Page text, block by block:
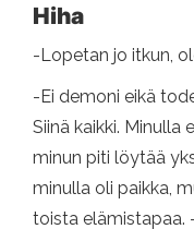
Hiha
-Lopetan jo itkun,
-Ei demoni eikä
Siinä kaikki. Minulla
minun piti löytää
minulla oli paikka,
toista elämistapaa.